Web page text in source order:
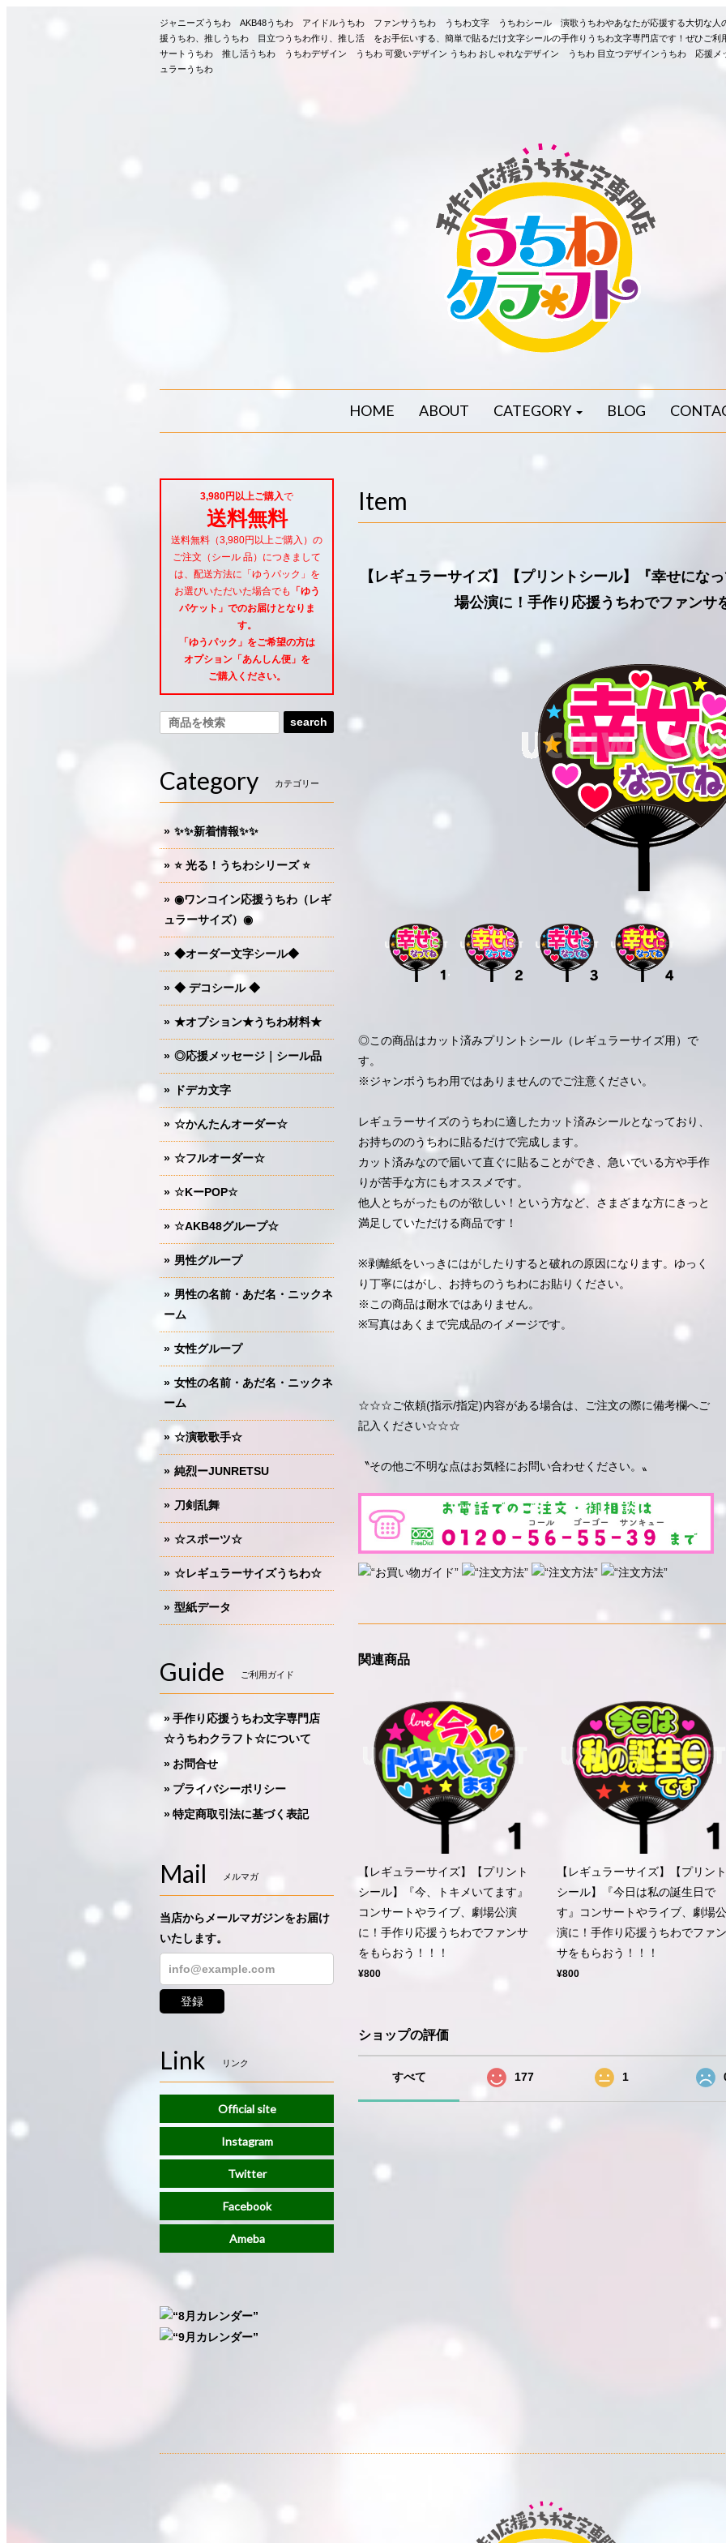
ジャニーズうちわ AKB48うちわ アイドルうちわ ファンサうちわ うちわ文字 うちわシール 演歌うちわやあなたが応援する大切な
援うちわ、推しうちわ 目立つうちわ作り、推し活 をお手伝いする、簡単で貼るだけ文字シールの手作りうちわ文字専門店です！ぜひご
サートうちわ 推し活うちわ うちわデザイン うちわ 可愛いデザイン うちわ おしゃれなデザイン うちわ 目立つデザインうちわ 応援
ュラーうちわ
HOME ABOUT CATEGORY BLOG
Item
【レギュラーサイズ】【プリントシール】『幸せにな
場公演に！手作り応援うちわでファンサ
◎この商品はカット済みプリントシール（レギュラーサイズ用）で
す。
※ジャンボうちわ用ではありませんのでご注意ください。
レギュラーサイズのうちわに適したカット済みシールとなっており、
お持ちののうちわに貼るだけで完成します。
カット済みなので届いて直ぐに貼ることができ、急いでいる方や手作
りが苦手な方にもオススメです。
他人とちがったものが欲しい！という方など、さまざまな方にきっと
満足していただける商品です！
※剥離紙をいっきにはがしたりすると破れの原因になります。ゆっく
り丁寧にはがし、お持ちのうちわにお貼りください。
※この商品は耐水ではありません。
※写真はあくまで完成品のイメージです。
☆☆☆ご依頼(指示/指定)内容がある場合は、ご注文の際に備考欄へご
記入ください☆☆☆
〝その他ご不明な点はお気軽にお問い合わせください。〟
関連商品
【レギュラーサイズ】【プリント
シール】『今、トキメいてます』
コンサートやライブ、劇場公演
に！手作り応援うちわでファンサ
をもらおう！！！
¥800
【レギュラーサイズ】【プリント
シール】『今日は私の誕生日で
す』コンサートやライブ、劇場公
演に！手作り応援うちわでファン
サをもらおう！！！
¥800
ショップの評価
すべて 177 1
3,980円以上ご購入で
送料無料
送料無料（3,980円以上ご購入）の
ご注文（シール 品）につきまして
は、配送方法に「ゆうパック」を
お選びいただいた場合でも
「ゆう
パケット」でのお届けとなりま
す。
「ゆうパック」をご希望の方は
オプション「あんしん便」 を
ご購入ください。
search
Category カテゴリー
✨✨新着情報✨✨
⭐️ 光る！うちわシリーズ ⭐️
◉ワンコイン応援うちわ（レギ
ュラーサイズ）◉
◆オーダー文字シール◆
◆ デコシール ◆
★オプション★うちわ材料★
◎応援メッセージ｜シール品
ドデカ文字
☆かんたんオーダー☆
☆フルオーダー☆
☆KーPOP☆
☆AKB48グループ☆
男性グループ
男性の名前・あだ名・ニックネ
ーム
女性グループ
女性の名前・あだ名・ニックネ
ーム
☆演歌歌手☆
純烈ーJUNRETSU
刀剣乱舞
☆スポーツ☆
☆レギュラーサイズうちわ☆
型紙データ
Guide ご利用ガイド
手作り応援うちわ文字専門店
☆うちわクラフト☆について
お問合せ
プライバシーポリシー
特定商取引法に基づく表記
Mail メルマガ
当店からメールマガジンをお届け
いたします。
登録
Link リンク
Official site
Instagram
Twitter
Facebook
Ameba